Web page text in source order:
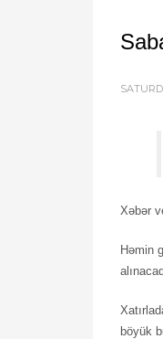
Xəbər
Həmin
böyük